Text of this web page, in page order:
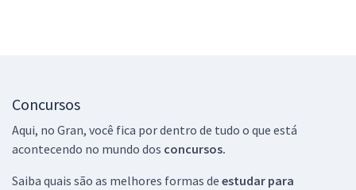
Concursos
Aqui, no Gran, você fica por dentro de tudo o que está
acontecendo no mundo dos concursos.
Saiba quais são as melhores formas de estudar para